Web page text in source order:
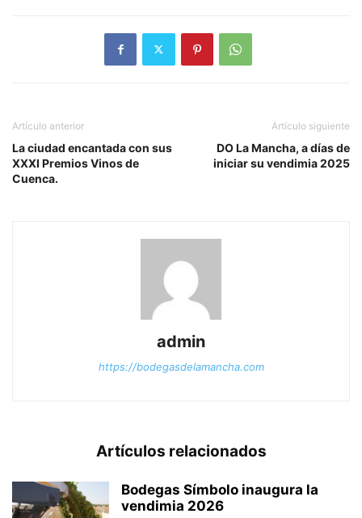
Artículo anterior
La ciudad encantada con sus
XXXI Premios Vinos de
Cuenca.
Artículo siguiente
DO La Mancha, a días de
iniciar su vendimia 2025
admin
https://bodegasdelamancha.com
Artículos relacionados
Bodegas Símbolo inaugura la
vendimia 2026